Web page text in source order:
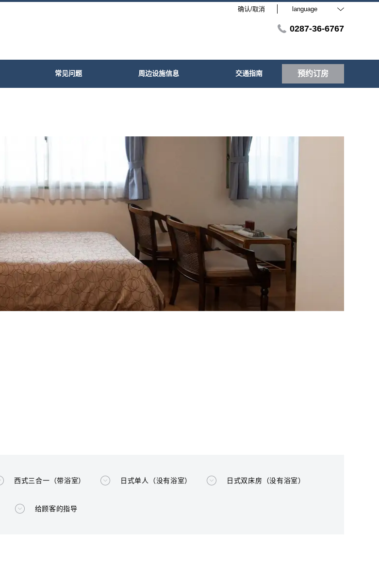
确认/取消 language
0287-36-6767
常见问题 周边设施信息 交通指南 预约订房
西式三合一（带浴室） 日式单人（没有浴室） 日式双床房（没有浴室）
给顾客的指导